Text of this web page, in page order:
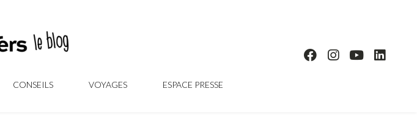
CONSEILS VOYAGES ESPACE PRESSE